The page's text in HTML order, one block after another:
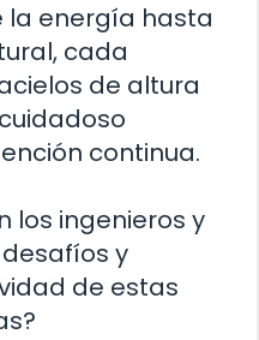
la energía hasta
cada
de altura
continua.
los ingenieros y
y
de estas